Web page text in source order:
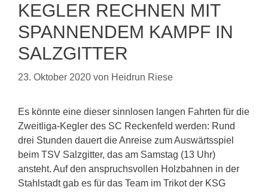
KEGLER RECHNEN MIT
SPANNENDEM KAMPF IN
SALZGITTER
23. Oktober 2020 von Heidrun Riese
Es könnte eine dieser sinnlosen langen Fahrten für die
Zweitliga-Kegler des SC Reckenfeld werden: Rund
drei Stunden dauert die Anreise zum Auswärtsspiel
beim TSV Salzgitter, das am Samstag (13 Uhr)
ansteht. Auf den anspruchsvollen Holzbahnen in der
Stahlstadt gab es für das Team im Trikot der KSG